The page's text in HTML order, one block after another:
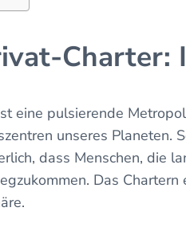
Charter:
eine pulsierende
unseres Planeten.
dass Menschen, die
Das